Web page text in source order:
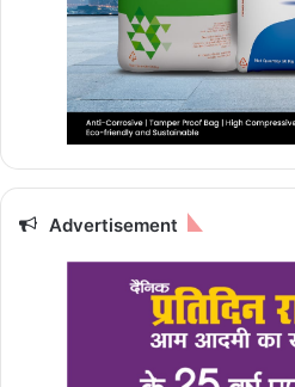
Advertisement